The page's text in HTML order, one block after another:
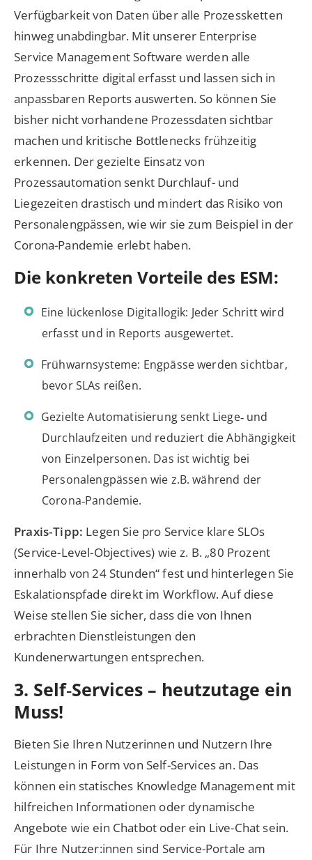
Verfügbarkeit von Daten über alle Prozessketten
hinweg unabdingbar. Mit unserer Enterprise
Service Management Software werden alle
Prozessschritte digital erfasst und lassen sich in
anpassbaren Reports auswerten. So können Sie
bisher nicht vorhandene Prozessdaten sichtbar
machen und kritische Bottlenecks frühzeitig
erkennen. Der gezielte Einsatz von
Prozessautomation senkt Durchlauf- und
Liegezeiten drastisch und mindert das Risiko von
Personalengpässen, wie wir sie zum Beispiel in der
Corona-Pandemie erlebt haben.
Die konkreten Vorteile des ESM:
Eine lückenlose Digitallogik: Jeder Schritt wird
erfasst und in Reports ausgewertet.
Frühwarnsysteme: Engpässe werden sichtbar,
bevor SLAs reißen.
Gezielte Automatisierung senkt Liege‑ und
Durchlaufzeiten und reduziert die Abhängigkeit
von Einzelpersonen. Das ist wichtig bei
Personalengpässen wie z.B. während der
Corona‑Pandemie.
Praxis‑Tipp: Legen Sie pro Service klare SLOs
(Service-Level-Objectives) wie z. B. „80 Prozent
innerhalb von 24 Stunden“ fest und hinterlegen Sie
Eskalationspfade direkt im Workflow. Auf diese
Weise stellen Sie sicher, dass die von Ihnen
erbrachten Dienstleistungen den
Kundenerwartungen entsprechen.
3. Self‑Services – heutzutage ein
Muss!
Bieten Sie Ihren Nutzerinnen und Nutzern Ihre
Leistungen in Form von Self-Services an. Das
können ein statisches Knowledge Management mit
hilfreichen Informationen oder dynamische
Angebote wie ein Chatbot oder ein Live-Chat sein.
Für Ihre Nutzer:innen sind Service-Portale am